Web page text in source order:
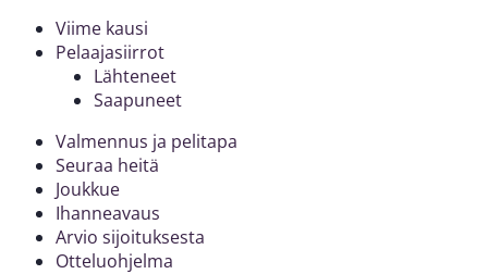
Viime kausi
Pelaajasiirrot
Lähteneet
Saapuneet
Valmennus ja pelitapa
Seuraa heitä
Joukkue
Ihanneavaus
Arvio sijoituksesta
Otteluohjelma